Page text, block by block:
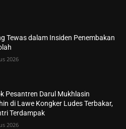
Tewas dalam Insiden Penembakan
2026
Pesantren Darul Mukhlasin
di Lawe Kongker Ludes Terbakar,
Terdampak
2026